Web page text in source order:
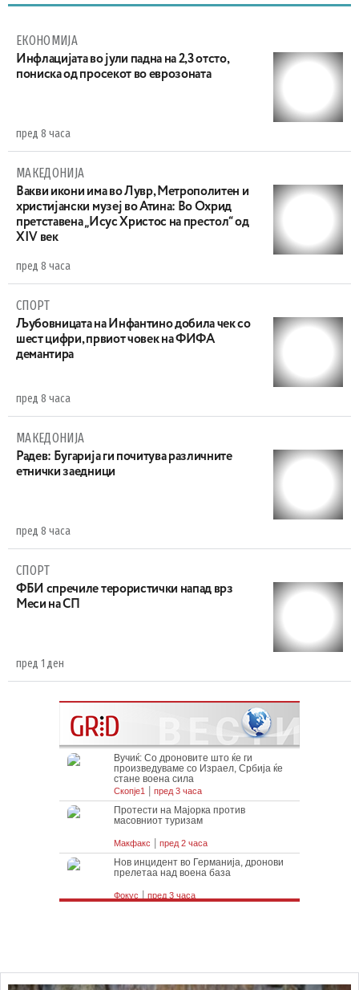
ЕКОНОМИЈА
Инфлацијата во јули падна на 2,3 отсто,
пониска од просекот во еврозоната
пред 8 часа
МАКЕДОНИЈА
Вакви икони има во Лувр, Метрополитен и
христијански музеј во Атина: Во Охрид
претставена „Исус Христос на престол“ од
XIV век
пред 8 часа
СПОРТ
Љубовницата на Инфантино добила чек со
шест цифри, првиот човек на ФИФА
демантира
пред 8 часа
МАКЕДОНИЈА
Радев: Бугарија ги почитува различните
етнички заедници
пред 8 часа
СПОРТ
ФБИ спречиле терористички напад врз
Меси на СП
пред 1 ден